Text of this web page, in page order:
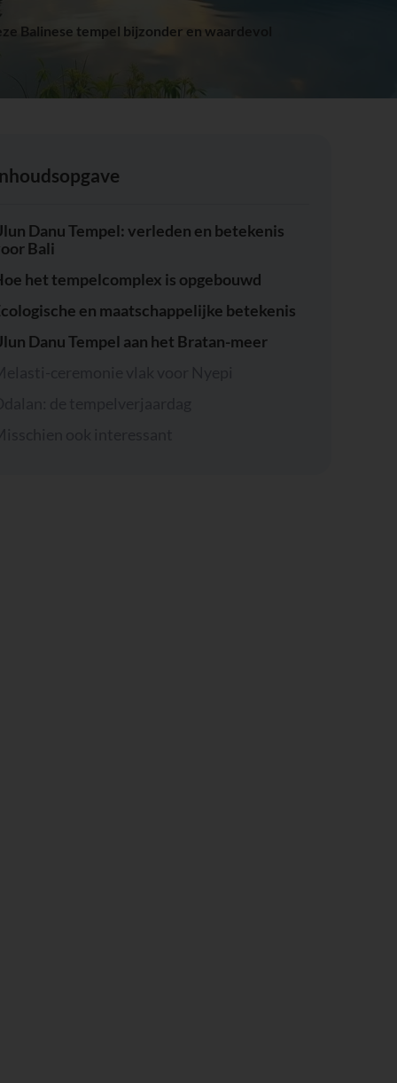
Balinese tempel bijzonder en waardevol
Danu Tempel: verleden en betekenis
Bali
het tempelcomplex is opgebouwd
en maatschappelijke betekenis
Danu Tempel aan het Bratan-meer